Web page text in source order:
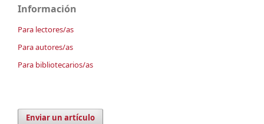
Información
Para lectores/as
Para autores/as
Para bibliotecarios/as
Enviar un artículo